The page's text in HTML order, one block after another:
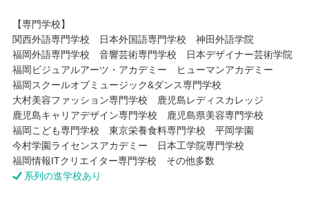
【専門学校】
関西外語専門学校 日本外国語専門学校 神田外語学院
福岡外語専門学校 音響芸術専門学校 日本デザイナー芸術学院
福岡ビジュアルアーツ・アカデミー ヒューマンアカデミー
福岡スクールオブミュージック&ダンス専門学校
大村美容ファッション専門学校 鹿児島レディスカレッジ
鹿児島キャリアデザイン専門学校 鹿児島県美容専門学校
福岡こども専門学校 東京栄養食料専門学校 平岡学園
今村学園ライセンスアカデミー 日本工学院専門学校
福岡情報ITクリエイター専門学校 その他多数
系列の進学校あり